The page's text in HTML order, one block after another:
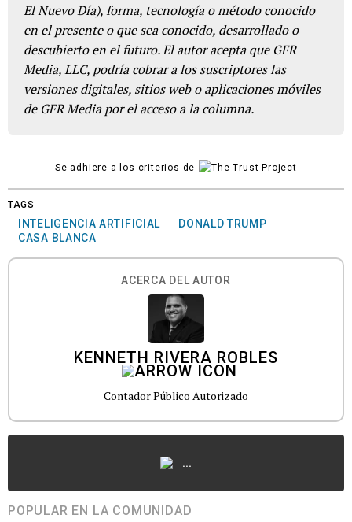
El Nuevo Día), forma, tecnología o método conocido
en el presente o que sea conocido, desarrollado o
descubierto en el futuro. El autor acepta que GFR
Media, LLC, podría cobrar a los suscriptores las
versiones digitales, sitios web o aplicaciones móviles
de GFR Media por el acceso a la columna.
Se adhiere a los criterios de
TAGS
INTELIGENCIA ARTIFICIAL
DONALD TRUMP
CASA BLANCA
ACERCA DEL AUTOR
KENNETH RIVERA ROBLES
Contador Público Autorizado
...
POPULAR EN LA COMUNIDAD